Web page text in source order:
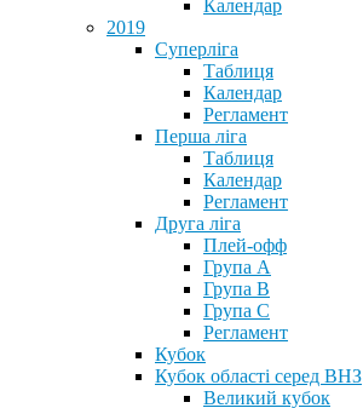
Календар
2019
Суперліга
Таблиця
Календар
Регламент
Перша ліга
Таблиця
Календар
Регламент
Друга ліга
Плей-офф
Група А
Група В
Група С
Регламент
Кубок
Кубок області серед ВНЗ
Великий кубок